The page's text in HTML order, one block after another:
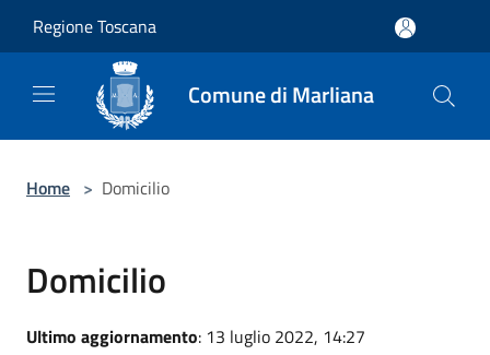
Regione Toscana
Comune di Marliana
Home > Domicilio
Domicilio
Ultimo aggiornamento: 13 luglio 2022, 14:27